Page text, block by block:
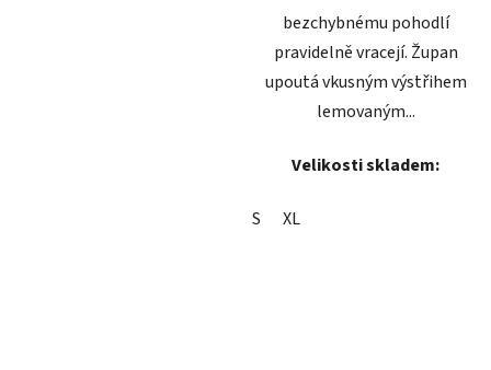
bezchybnému pohodlí
pravidelně vracejí. Župan
upoutá vkusným výstřihem
lemovaným...
Velikosti skladem:
S XL